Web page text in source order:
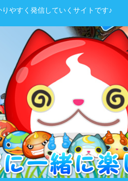
やすく発信していくサイトです♪